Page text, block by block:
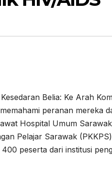
Belia: Ke Arah
peranan mereka
Hospital Umum
Pelajar Sarawak
peserta dari institusi